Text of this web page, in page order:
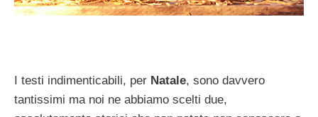
I testi indimenticabili, per Natale, sono davvero
tantissimi ma noi ne abbiamo scelti due,